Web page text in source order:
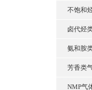
不饱和
卤代烃
氨和胺
芳香类
NMP气